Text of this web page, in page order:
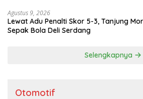
Agustus 9, 2026
Lewat Adu Penalti Skor 5-3, Tanjung
Sepak Bola Deli Serdang
Selengkapnya
Otomotif